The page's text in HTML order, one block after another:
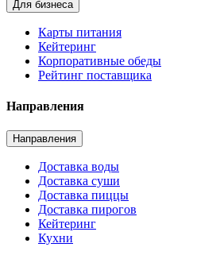
Для бизнеса
Карты питания
Кейтеринг
Корпоративные обеды
Рейтинг поставщика
Направления
Направления
Доставка воды
Доставка суши
Доставка пиццы
Доставка пирогов
Кейтеринг
Кухни